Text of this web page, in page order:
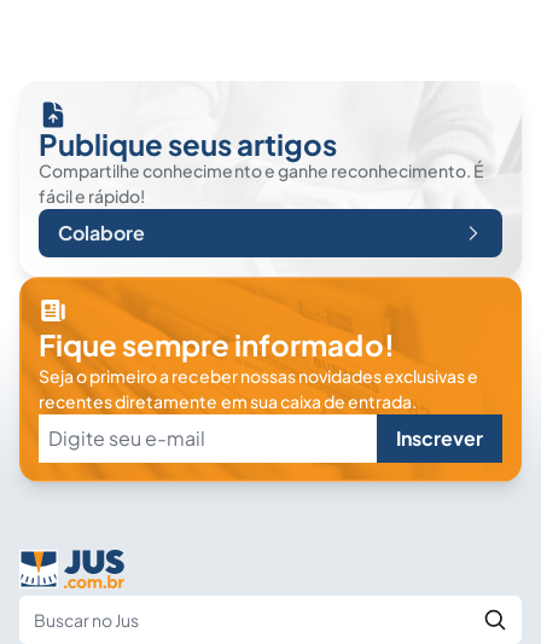
Publique seus artigos
Compartilhe conhecimento e ganhe reconhecimento. É
fácil e rápido!
Colabore
Fique sempre informado!
Seja o primeiro a receber nossas novidades exclusivas e
recentes diretamente em sua caixa de entrada.
Inscrever